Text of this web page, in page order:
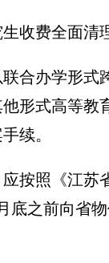
收费全面清
合办学形
形式高等
续。
按照《江
之前向省